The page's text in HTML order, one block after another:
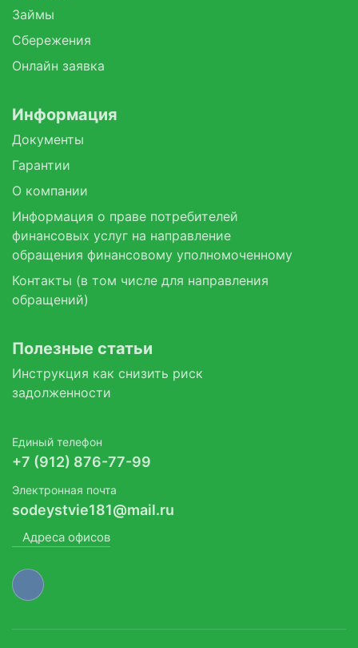
Займы
Сбережения
Онлайн заявка
Информация
Документы
Гарантии
О компании
Информация о праве потребителей
финансовых услуг на направление
обращения финансовому уполномоченному
Контакты (в том числе для направления
обращений)
Полезные статьи
Инструкция как снизить риск
задолженности
Единый телефон
+7 (912) 876-77-99
Электронная почта
sodeystvie181@mail.ru
Адреса офисов